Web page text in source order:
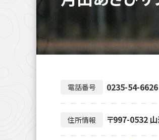
電話番号 0235-54-6626
住所情報 〒997-0532